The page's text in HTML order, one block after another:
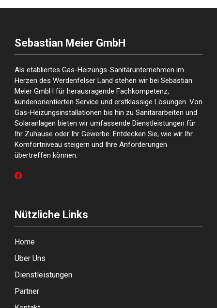
Sebastian Meier GmbH
Als etabliertes Gas-Heizungs-Sanitärunternehmen im
Herzen des Werdenfelser Land stehen wir bei Sebastian
Meier GmbH für herausragende Fachkompetenz,
kundenorientierten Service und erstklassige Lösungen. Von
Gas-Heizungsinstallationen bis hin zu Sanitärarbeiten und
Solaranlagen bieten wir umfassende Dienstleistungen für
Ihr Zuhause oder Ihr Gewerbe. Entdecken Sie, wie wir Ihr
Komfortniveau steigern und Ihre Anforderungen
übertreffen können.
Nützliche Links
Home
Über Uns
Dienstleistungen
Partner